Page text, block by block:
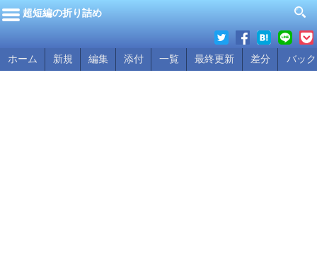
超短編の折り詰め
ホーム 新規 編集 添付 一覧 最終更新 差分 バッ